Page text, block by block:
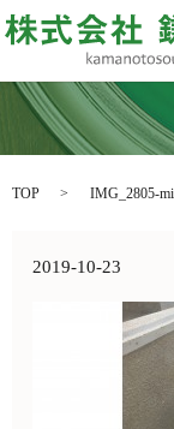
TOP IMG_2805-
2019-10-23